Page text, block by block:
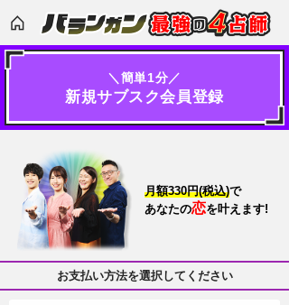
＼簡単1分／
新規サブスク会員登録
月額330円(税込)で
あなたの恋を叶えます!
お支払い方法を選択してください